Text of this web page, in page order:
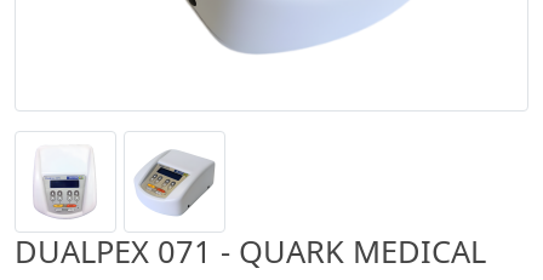
DUALPEX 071 - QUARK MEDICAL